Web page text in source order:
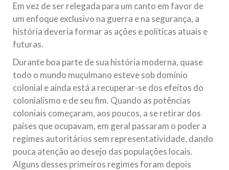
Em vez de ser relegada para um canto em favor de
um enfoque exclusivo na guerra e na segurança, a
história deveria formar as ações e políticas atuais e
futuras.
Durante boa parte de sua história moderna, quase
todo o mundo muçulmano esteve sob domínio
colonial e ainda está a recuperar-se dos efeitos do
colonialismo e de seu fim. Quando as potências
coloniais começaram, aos poucos, a se retirar dos
países que ocupavam, em geral passaram o poder a
regimes autoritários sem representatividade, dando
pouca atenção ao desejo das populações locais.
Alguns desses primeiros regimes foram depois